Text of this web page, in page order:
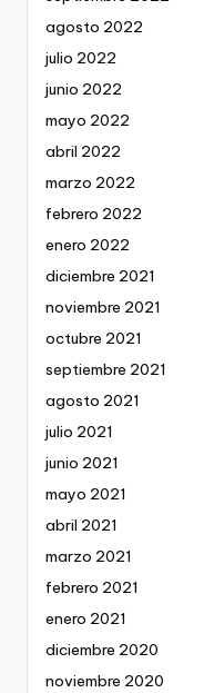
agosto 2022
julio 2022
junio 2022
mayo 2022
abril 2022
marzo 2022
febrero 2022
enero 2022
diciembre 2021
noviembre 2021
octubre 2021
septiembre 2021
agosto 2021
julio 2021
junio 2021
mayo 2021
abril 2021
marzo 2021
febrero 2021
enero 2021
diciembre 2020
noviembre 2020